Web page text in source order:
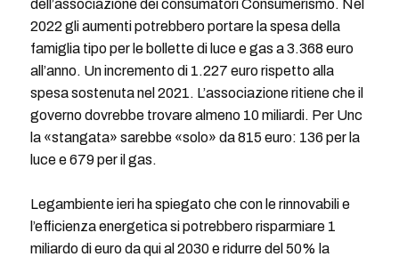
dell’associazione dei consumatori Consumerismo. Nel
2022 gli aumenti potrebbero portare la spesa della
famiglia tipo per le bollette di luce e gas a 3.368 euro
all’anno. Un incremento di 1.227 euro rispetto alla
spesa sostenuta nel 2021. L’associazione ritiene che il
governo dovrebbe trovare almeno 10 miliardi. Per Unc
la «stangata» sarebbe «solo» da 815 euro: 136 per la
luce e 679 per il gas.
Legambiente ieri ha spiegato che con le rinnovabili e
l’efficienza energetica si potrebbero risparmiare 1
miliardo di euro da qui al 2030 e ridurre del 50% la